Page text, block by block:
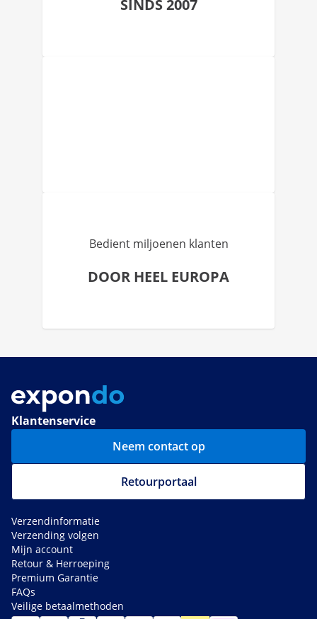
SINDS 2007
Bedient miljoenen klanten
DOOR HEEL EUROPA
Klantenservice
Neem contact op
Retourportaal
Verzendinformatie
Verzending volgen
Mijn account
Retour & Herroeping
Premium Garantie
FAQs
Veilige betaalmethoden